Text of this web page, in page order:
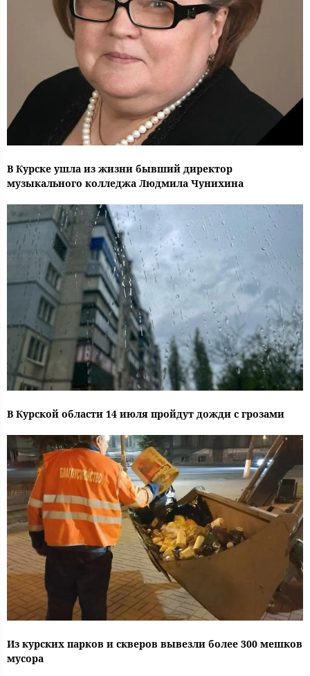
В Курске ушла из жизни бывший директор
музыкального колледжа Людмила Чунихина
В Курской области 14 июля пройдут дожди с грозами
Из курских парков и скверов вывезли более 300 мешков
мусора